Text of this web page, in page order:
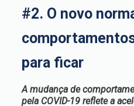
#2. O novo
para ficar
A mudança de
pela COVID-19 reflete a